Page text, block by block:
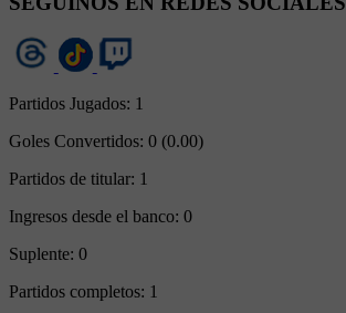
Partidos Jugados: 1
Goles Convertidos: 0 (0.00)
Partidos de titular: 1
Ingresos desde el banco: 0
Suplente: 0
Partidos completos: 1